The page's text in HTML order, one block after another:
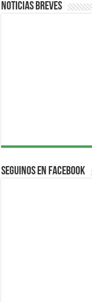
Noticias breves
Seguinos en Facebook